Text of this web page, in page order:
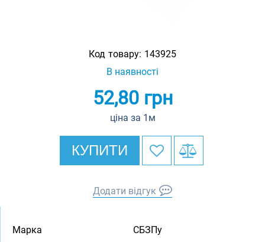
Код товару: 143925
В наявності
52,80грн
ціна за 1м
КУПИТИ
Додати відгук
Марка СБЗПу